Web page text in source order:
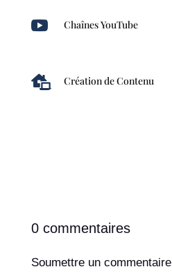
 Chaînes YouTube
 Création de Contenu
0 commentaires
Soumettre un commentaire